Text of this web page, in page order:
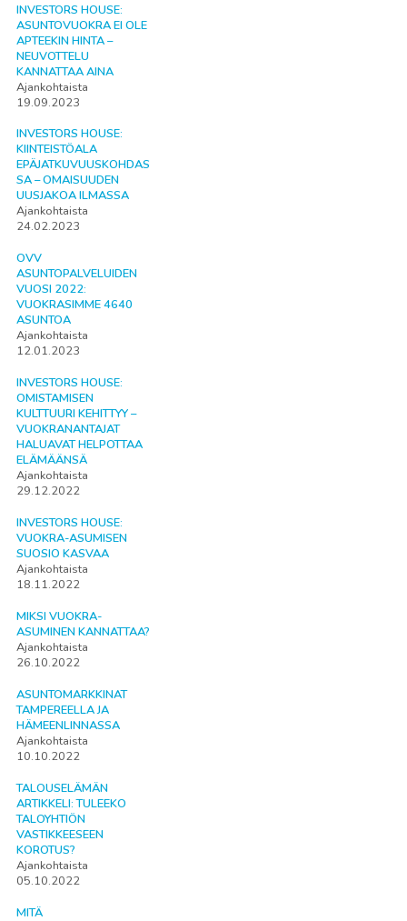
INVESTORS HOUSE:
ASUNTOVUOKRA EI OLE
APTEEKIN HINTA –
NEUVOTTELU
KANNATTAA AINA
Ajankohtaista
19.09.2023
INVESTORS HOUSE:
KIINTEISTÖALA
EPÄJATKUVUUSKOHDAS
SA – OMAISUUDEN
UUSJAKOA ILMASSA
Ajankohtaista
24.02.2023
OVV
ASUNTOPALVELUIDEN
VUOSI 2022:
VUOKRASIMME 4640
ASUNTOA
Ajankohtaista
12.01.2023
INVESTORS HOUSE:
OMISTAMISEN
KULTTUURI KEHITTYY –
VUOKRANANTAJAT
HALUAVAT HELPOTTAA
ELÄMÄÄNSÄ
Ajankohtaista
29.12.2022
INVESTORS HOUSE:
VUOKRA-ASUMISEN
SUOSIO KASVAA
Ajankohtaista
18.11.2022
MIKSI VUOKRA-
ASUMINEN KANNATTAA?
Ajankohtaista
26.10.2022
ASUNTOMARKKINAT
TAMPEREELLA JA
HÄMEENLINNASSA
Ajankohtaista
10.10.2022
TALOUSELÄMÄN
ARTIKKELI: TULEEKO
TALOYHTIÖN
VASTIKKEESEEN
KOROTUS?
Ajankohtaista
05.10.2022
MITÄ